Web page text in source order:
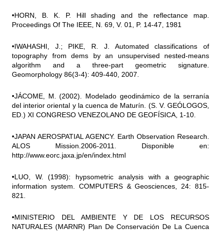
•HORN, B. K. P. Hill shading and the reflectance map.
Proceedings Of The IEEE, N. 69, V. 01, P. 14-47, 1981
•IWAHASHI, J.; PIKE, R. J. Automated classifications of
topography from dems by an unsupervised nested-means
algorithm and a three-part geometric signature.
Geomorphology 86(3-4): 409-440, 2007.
•JÁCOME, M. (2002). Modelado geodinámico de la serranía
del interior oriental y la cuenca de Maturín. (S. V. GEÓLOGOS,
ED.) XI CONGRESO VENEZOLANO DE GEOFÍSICA, 1-10.
•JAPAN AEROSPATIAL AGENCY. Earth Observation Research.
ALOS Mission.2006-2011. Disponible en:
http://www.eorc.jaxa.jp/en/index.html
•LUO, W. (1998): hypsometric analysis with a geographic
information system. COMPUTERS & Geosciences, 24: 815-
821.
•MINISTERIO DEL AMBIENTE Y DE LOS RECURSOS
NATURALES (MARNR) Plan De Conservación De La Cuenca